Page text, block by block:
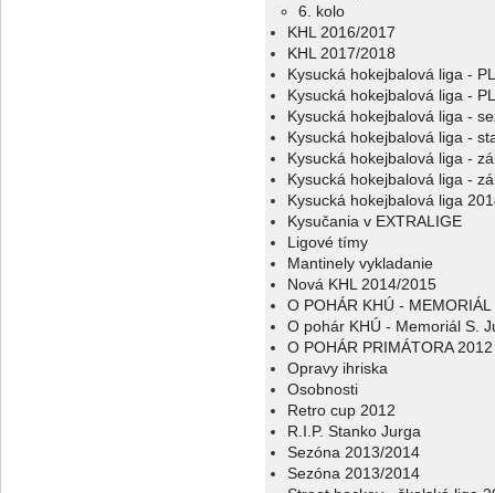
6. kolo
KHL 2016/2017
KHL 2017/2018
Kysucká hokejbalová liga -
Kysucká hokejbalová liga -
Kysucká hokejbalová liga -
Kysucká hokejbalová liga -
Kysucká hokejbalová liga -
Kysucká hokejbalová liga -
Kysucká hokejbalová liga
Kysučania v EXTRALIGE
Ligové tímy
Mantinely vykladanie
Nová KHL 2014/2015
O POHÁR KHÚ - MEMORIÁL
O pohár KHÚ - Memoriál S.
O POHÁR PRIMÁTORA 2012
Opravy ihriska
Osobnosti
Retro cup 2012
R.I.P. Stanko Jurga
Sezóna 2013/2014
Sezóna 2013/2014